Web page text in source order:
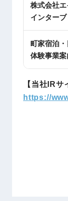
株式会社
インター
町家宿泊
体験事業案
【当社IRサ
https://